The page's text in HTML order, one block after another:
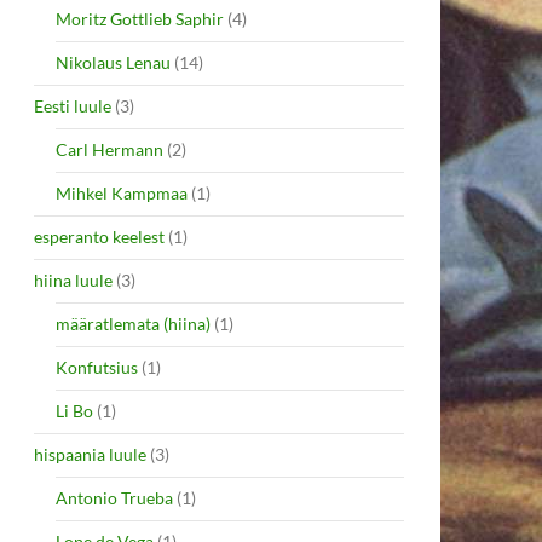
Moritz Gottlieb Saphir (4)
Nikolaus Lenau (14)
Eesti luule (3)
Carl Hermann (2)
Mihkel Kampmaa (1)
esperanto keelest (1)
hiina luule (3)
määratlemata (hiina) (1)
Konfutsius (1)
Li Bo (1)
hispaania luule (3)
Antonio Trueba (1)